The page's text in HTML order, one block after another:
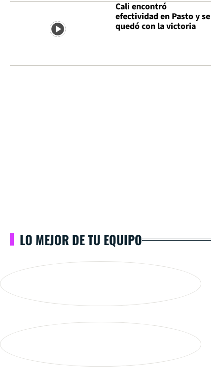
Cali encontró
efectividad en Pasto y se
quedó con la victoria
LO MEJOR DE TU EQUIPO